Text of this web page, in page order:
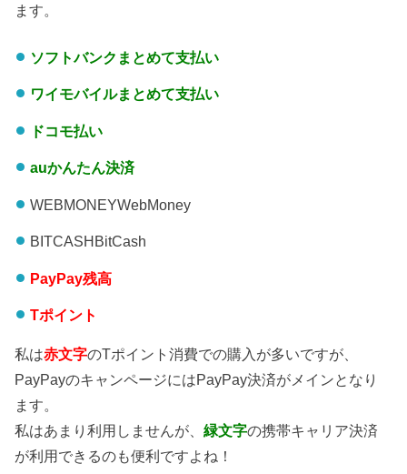
ます。
ソフトバンクまとめて支払い
ワイモバイルまとめて支払い
ドコモ払い
auかんたん決済
WEBMONEYWebMoney
BITCASHBitCash
PayPay残高
Tポイント
私は赤文字のTポイント消費での購入が多いですが、
PayPayのキャンページにはPayPay決済がメインとなり
ます。
私はあまり利用しませんが、緑文字の携帯キャリア決済
が利用できるのも便利ですよね！